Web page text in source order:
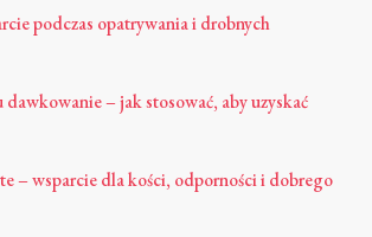
podczas opatrywania i drobnych
dawkowanie – jak stosować, aby uzyskać
– wsparcie dla kości, odporności i dobrego